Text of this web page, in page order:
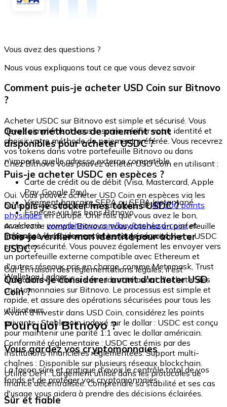
Vous avez des questions ?
Nous vous expliquons tout ce que vous devez savoir
Comment puis-je acheter USD Coin sur Bitnovo
?
Acheter USDC sur Bitnovo est simple et sécurisé. Vous
devez simplement vous inscrire, vérifier votre identité et
choisir votre méthode de paiement préférée. Vous recevrez
vos tokens dans votre portefeuille Bitnovo ou dans
n'importe quelle adresse externe compatible.
Quelles méthodes de paiement sont
disponibles pour acheter USDC ?
Chez Bitnovo vous pouvez acheter USD Coin en utilisant :
Carte de crédit ou de débit (Visa, Mastercard, Apple
Pay, Google Pay)
Virement bancaire SEPA ou SEPA Instantané
Espèces via les bons Bitnovo
Puis-je acheter USDC en espèces ?
Oui. Vous pouvez acheter USD Coin en espèces via les
bons Bitnovo, disponibles dans plus de40 000 points
physiquesen Europe. Une fois que vous avez le bon,
accédez à : www.bitnovo.com/buy/cash/usd-coin/et
échangez-le rapidement et en toute sécurité.
Où puis-je stocker mes tokens USDC ?
Avec votre compte Bitnovo, vous obtenez un portefeuille
intégré où vous pouvez stocker et gérer vos tokens USDC
en toute sécurité. Vous pouvez également les envoyer vers
un portefeuille externe compatible avec Ethereum et
d'autres réseaux pris en charge, comme Metamask, Trust
Wallet ou Ledger.
Dois-je vérifier mon identité pour acheter
USDC ?
Oui. En raison des réglementations légales, il est
obligatoire de vérifier votre identité avant d'acheter des
cryptomonnaies sur Bitnovo. Le processus est simple et
rapide, et assure des opérations sécurisées pour tous les
utilisateurs.
Que dois-je considérer avant d'acheter USD
Coin ?
Avant d'investir dans USD Coin, considérez les points
suivants : Stablecoin indexé sur le dollar : USDC est conçu
pour maintenir une parité 1:1 avec le dollar américain.
Conformité réglementaire : USDC est émis par des
institutions financières réglementées. Support multi-
chaînes : Disponible sur plusieurs réseaux blockchain.
Utilité DeFi : Largement utilisé dans les protocoles de
finance décentralisée. Comprendre sa stabilité et ses cas
d'usage vous aidera à prendre des décisions éclairées.
Pourquoi Bitnovo ?
Vous gardez vos cryptomonnaies
La façon sûre et pratique d'avoir le contrôle total de vos
fonds et de protéger vos cryptomonnaies.
Sûr et fiable